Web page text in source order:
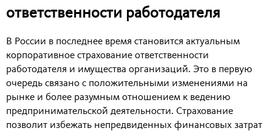
ответственности работодателя
В России в последнее время становится актуальным
корпоративное страхование ответственности
работодателя и имущества организаций. Это в первую
очередь связано с положительными изменениями на
рынке и более разумным отношением к ведению
предпринимательской деятельности. Страхование
позволит избежать непредвиденных финансовых затрат